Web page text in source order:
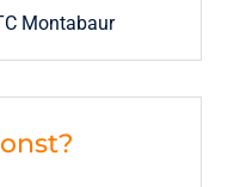
Montabaur